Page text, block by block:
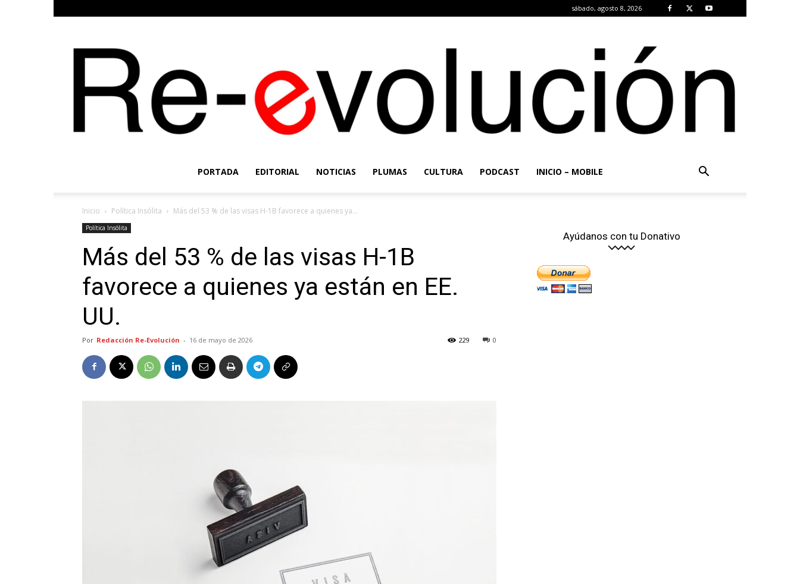
sábado, agosto 8, 2026
Evolución
PORTADA EDITORIAL NOTICIAS PLUMAS CULTURA PODCAST INICIO – MOBILE
Inicio Política Insólita Más del 53 % de las visas H-1B favorece a quienes ya...
Política Insólita
Más del 53 % de las visas H-1B
favorece a quienes ya están en EE.
UU.
Por Redacción Re-Evolución - 16 de mayo de 2026 0
229
Ayúdanos con tu Donativo